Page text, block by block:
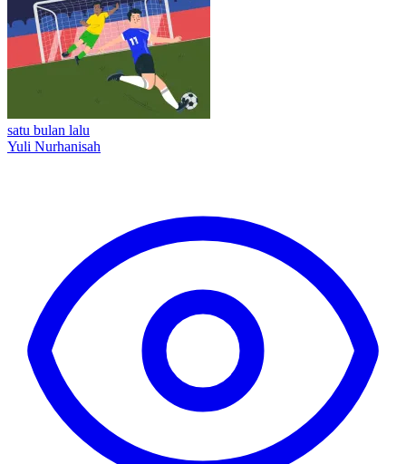
satu bulan lalu
Yuli Nurhanisah